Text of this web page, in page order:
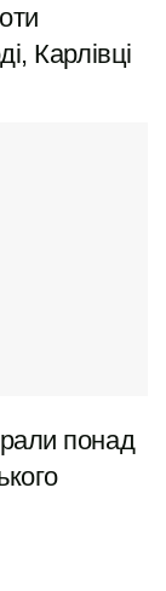
більшу
більшу
Карлівці
понад